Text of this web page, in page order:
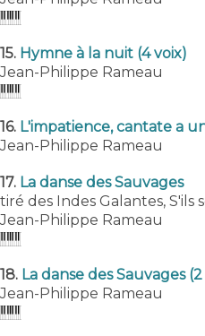
15. Hymne à la nuit (4 voix)
Jean-Philippe Rameau
16. L'impatience, cantate a
Jean-Philippe Rameau
17. La danse des Sauvages
tiré des Indes Galantes, S'ils
Jean-Philippe Rameau
18. La danse des Sauvages
Jean-Philippe Rameau